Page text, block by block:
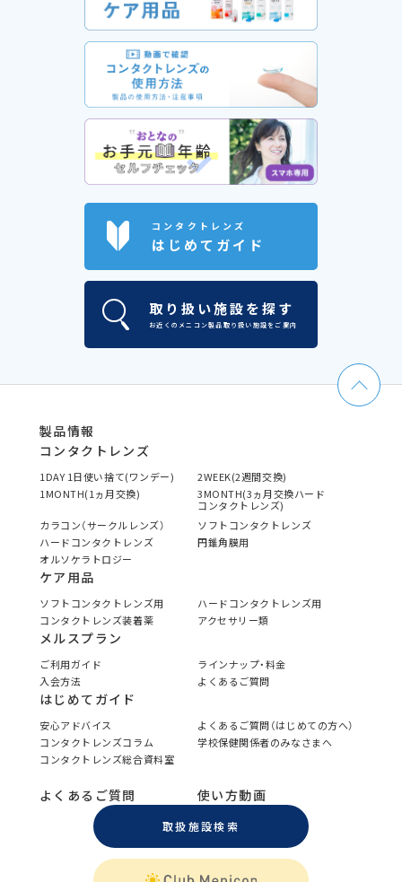
コンタクトレンズ
はじめてガイド
取り扱い施設を探す
お近くのメニコン製品取り扱い施設をご案内
製品情報
コンタクトレンズ
1DAY 1日使い捨て(ワンデー)
2WEEK(2週間交換)
1MONTH(1ヵ月交換)
3MONTH(3ヵ月交換ハード
コンタクトレンズ)
カラコン（サークルレンズ）
ソフトコンタクトレンズ
ハードコンタクトレンズ
円錐角膜用
オルソケラトロジー
ケア用品
ソフトコンタクトレンズ用
ハードコンタクトレンズ用
コンタクトレンズ装着薬
アクセサリー類
メルスプラン
ご利用ガイド
ラインナップ・料金
入会方法
よくあるご質問
はじめてガイド
安心アドバイス
よくあるご質問（はじめての方へ）
コンタクトレンズコラム
学校保健関係者のみなさまへ
コンタクトレンズ総合資料室
よくあるご質問 使い方動画
取扱施設検索